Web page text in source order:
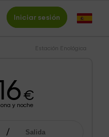
Iniciar sesión
Estación Enológica
€
y noche